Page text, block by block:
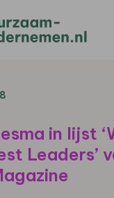
in lijst
Leaders’